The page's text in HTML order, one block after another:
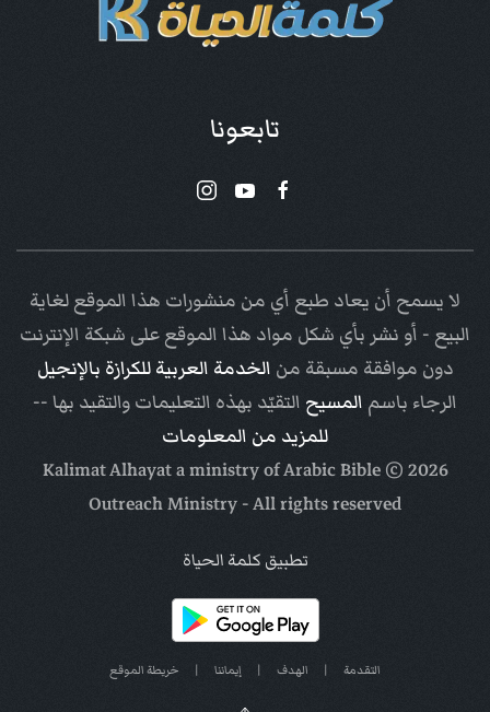
تابعونا
لا يسمح أن يعاد طبع أي من منشورات هذا الموقع لغاية
البيع - أو نشر بأي شكل مواد هذا الموقع على شبكة الإنترنت
دون موافقة مسبقة من الخدمة العربية للكرازة بالإنجيل
الرجاء باسم المسيح التقيّد بهذه التعليمات والتقيد بها --
للمزيد من المعلومات
2026
© Kalimat Alhayat a ministry of
Arabic Bible
Outreach Ministry- All rights reserved
تطبيق كلمة الحياة
التقدمة | الهدف | إيماننا | خريطة الموقع